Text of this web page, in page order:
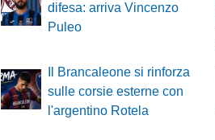
difesa: arriva Vincenzo
Puleo
Il Brancaleone si rinforza
sulle corsie esterne con
l'argentino Rotela